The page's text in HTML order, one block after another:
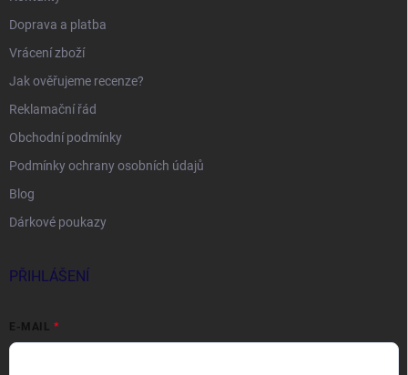
Doprava a platba
Vrácení zboží
Jak ověřujeme recenze?
Reklamační řád
Obchodní podmínky
Podmínky ochrany osobních údajů
Blog
Dárkové poukazy
PŘIHLÁŠENÍ
E-MAIL